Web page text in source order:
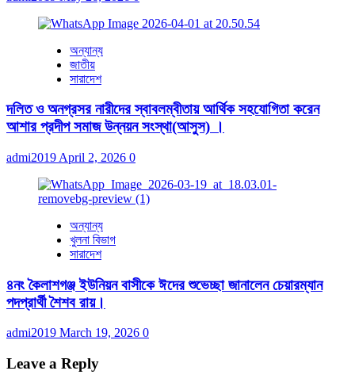
অন্যান্য
জাতীয়
সারাদেশ
দলিত ও অনগ্রসর নারীদের স্বাবলম্বীতায় আর্থিক সহযোগিতা করেন
আশার প্রদীপ সমাজ উন্নয়ন সংস্থা(আসুস) ।
admi2019 April 2, 2026 0
অন্যান্য
খুলনা বিভাগ
সারাদেশ
৪নং কৈলাশগঞ্জ ইউনিয়ন বাসীকে ঈদের শুভেচ্ছা জানালেন চেয়ারম্যান
পদপ্রার্থী শৈশব রায়।
admi2019 March 19, 2026 0
Leave a Reply